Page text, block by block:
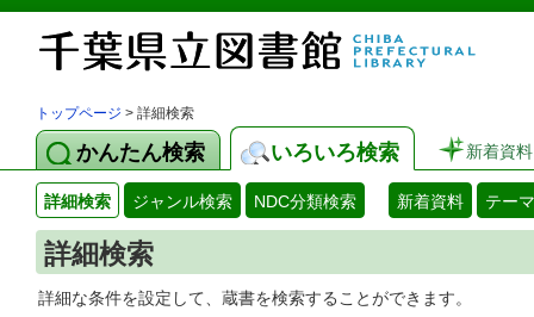
トップページ > 詳細検索
かんたん検索 いろいろ検索 新着資料
詳細検索 ジャンル検索 NDC分類検索 新着資料 テー
詳細検索
詳細な条件を設定して、蔵書を検索することができます。